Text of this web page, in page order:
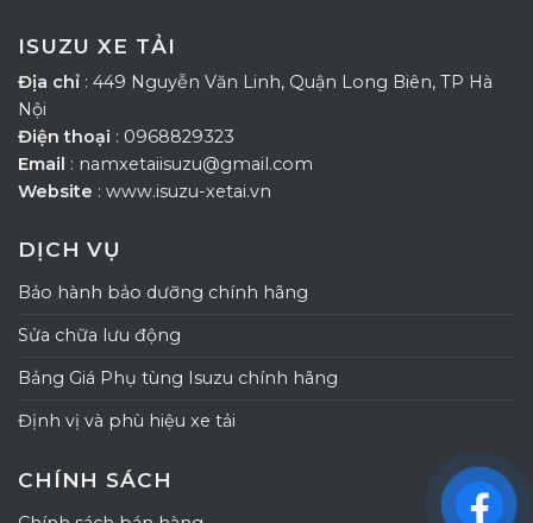
ISUZU XE TẢI
Địa chỉ : 449 Nguyễn Văn Linh, Quận Long Biên, TP Hà
Nội
Điện thoại : 0968829323
Email : namxetaiisuzu@gmail.com
Website : www.isuzu-xetai.vn
DỊCH VỤ
Bảo hành bảo dưỡng chính hãng
Sửa chữa lưu động
Bảng Giá Phụ tùng Isuzu chính hãng
Định vị và phù hiệu xe tải
CHÍNH SÁCH